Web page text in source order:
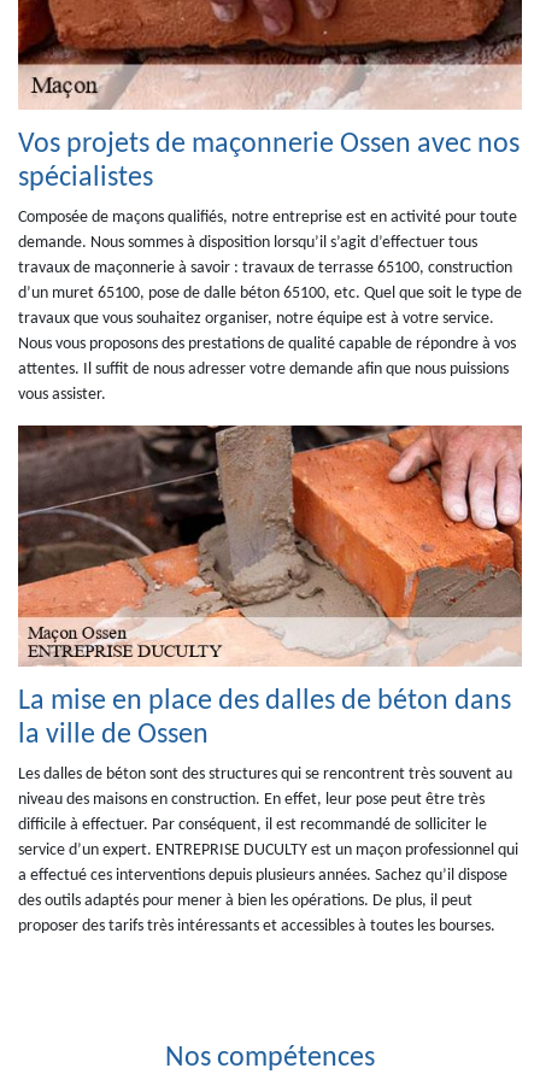
Vos projets de maçonnerie Ossen avec nos
spécialistes
Composée de maçons qualifiés, notre entreprise est en activité pour toute
demande. Nous sommes à disposition lorsqu’il s’agit d’effectuer tous
travaux de maçonnerie à savoir : travaux de terrasse 65100, construction
d’un muret 65100, pose de dalle béton 65100, etc. Quel que soit le type de
travaux que vous souhaitez organiser, notre équipe est à votre service.
Nous vous proposons des prestations de qualité capable de répondre à vos
attentes. Il suffit de nous adresser votre demande afin que nous puissions
vous assister.
La mise en place des dalles de béton dans
la ville de Ossen
Les dalles de béton sont des structures qui se rencontrent très souvent au
niveau des maisons en construction. En effet, leur pose peut être très
difficile à effectuer. Par conséquent, il est recommandé de solliciter le
service d’un expert. ENTREPRISE DUCULTY est un maçon professionnel qui
a effectué ces interventions depuis plusieurs années. Sachez qu’il dispose
des outils adaptés pour mener à bien les opérations. De plus, il peut
proposer des tarifs très intéressants et accessibles à toutes les bourses.
Nos compétences